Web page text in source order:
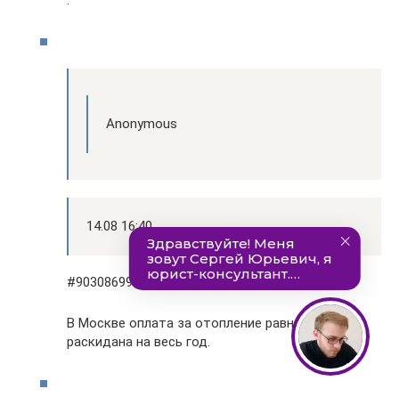
Anonymous
14.08 16:40
#90308699
В Москве оплата за отопление равномерно
раскидана на весь год.